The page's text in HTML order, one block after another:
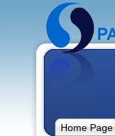
Home Page